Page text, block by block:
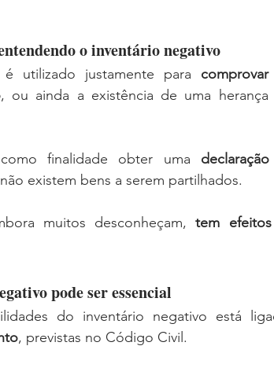
o inventário negativo
utilizado justamente para
, ou ainda a existência de uma
finalidade obter uma
existem bens a serem partilhados.
muitos desconheçam, tem
pode ser essencial
do inventário negativo está
, previstas no Código Civil.